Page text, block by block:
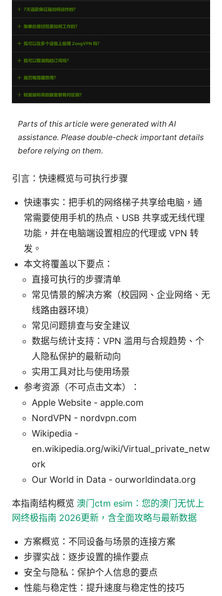
Parts of this article were generated with AI
assistance. Please double-check important details
before relying on them.
引言：快速概览与可执行步骤
快速事实：把手机的网络梯子共享给电脑，通
常需要使用手机的热点、USB 共享或无线代理
功能，并在电脑端设置相应的代理或 VPN 转
发。
本文将覆盖以下要点：
直接可执行的步骤清单
常见情景的解决方案（校园网、企业网络、无
线路由器环境）
常见问题排查与安全建议
数据与统计支持：VPN 滥用与合规趋势、个
人隐私保护的最新动向
实用工具对比与使用场景
参考资源（不可点击文本）：
Apple Website - apple.com
NordVPN - nordvpn.com
Wikipedia -
en.wikipedia.org/wiki/Virtual_private_netw
ork
Our World in Data - ourworldindata.org
本指南结构概览 澳门ctm esim：您的澳门无忧上
网终极指南 2026更新，含全面攻略与最新数据
方案概览：不同设备与场景的连接方案
步骤实战：逐步设置的操作要点
安全与隐私：保护个人信息的要点
性能与稳定性：提升速度与稳定性的技巧